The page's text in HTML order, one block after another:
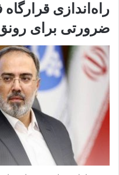
راه‌اندازی
ضرورتی برای